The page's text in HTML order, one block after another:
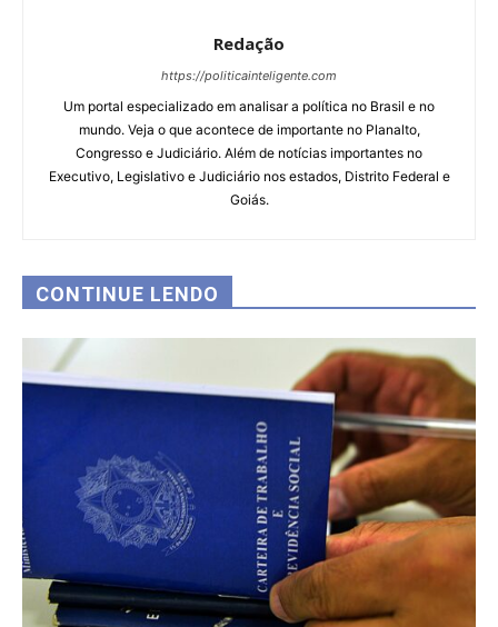
Redação
https://politicainteligente.com
Um portal especializado em analisar a política no Brasil e no
mundo. Veja o que acontece de importante no Planalto,
Congresso e Judiciário. Além de notícias importantes no
Executivo, Legislativo e Judiciário nos estados, Distrito Federal e
Goiás.
CONTINUE LENDO